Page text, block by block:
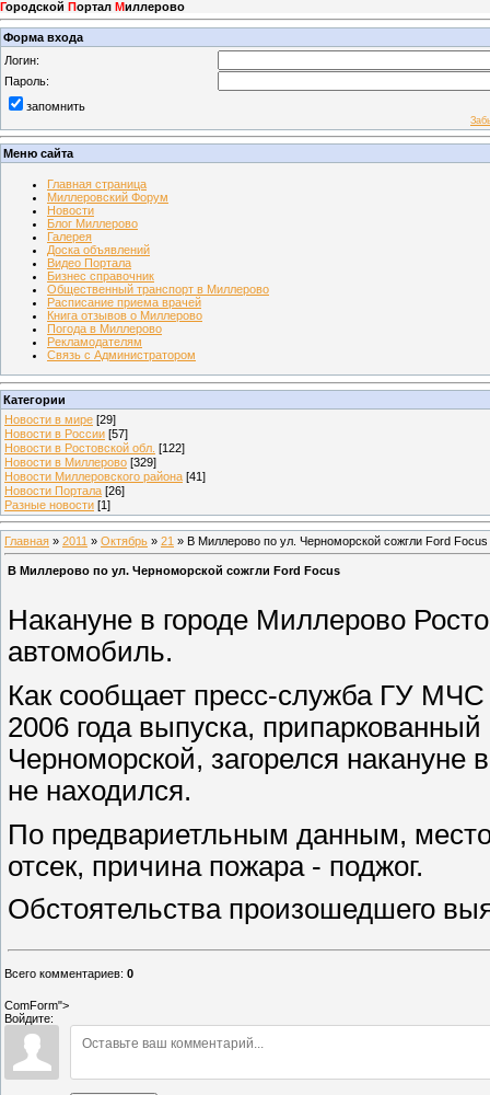
Городской Портал Миллерово
Форма входа
Логин:
Пароль:
запомнить
Меню сайта
Главная страница
Миллеровский Форум
Новости
Блог Миллерово
Галерея
Доска объявлений
Видео Портала
Бизнес справочник
Общественный транспорт в Миллерово
Расписание приема врачей
Книга отзывов о Миллерово
Погода в Миллерово
Рекламодателям
Связь с Администратором
Категории
Новости в мире [29]
Новости в России [57]
Новости в Ростовской обл. [122]
Новости в Миллерово [329]
Новости Миллеровского района [41]
Новости Портала [26]
Разные новости [1]
Главная » 2011 » Октябрь » 21 » В Миллерово по ул. Черноморской сожгли Ford Focus
В Миллерово по ул. Черноморской сожгли Ford Focus
Накануне в городе Миллерово
автомобиль.
Как сообщает пресс-служба ГУ
2006 года выпуска,
Черноморской, загорелся
не находился.
По предвариетльным данным,
отсек, причина пожара - поджог.
Обстоятельства произошедшего
Всего комментариев: 0
ComForm">
Войдите: